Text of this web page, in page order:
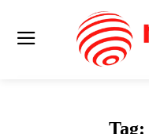
Tag: